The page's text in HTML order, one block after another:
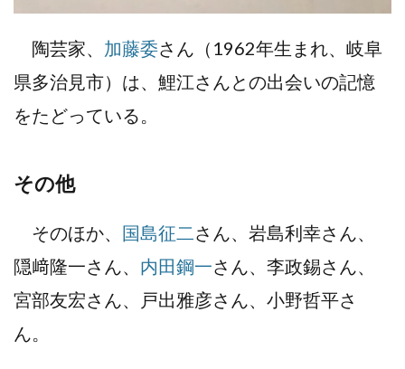
陶芸家、 加藤委さん（1962年生まれ、岐阜
県多治見市）は、鯉江さんとの出会いの記憶
をたどっている。
その他
そのほか、 国島征二さん、岩島利幸さん、
隠﨑隆一さん、 内田鋼一さん、李政錫さん、
宮部友宏さん、戸出雅彦さん、小野哲平さ
ん。